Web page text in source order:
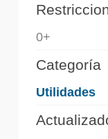
0+
Categoría
Utilidades